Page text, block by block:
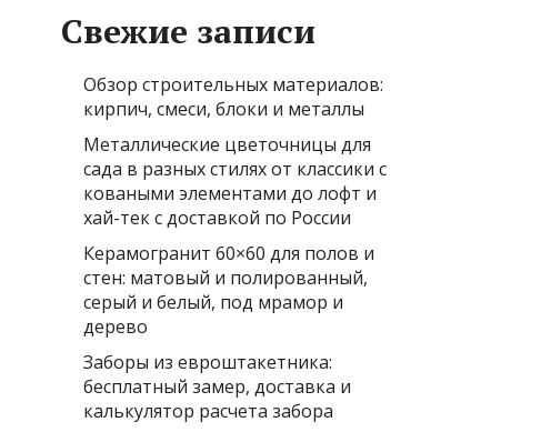
Свежие записи
Обзор строительных материалов:
кирпич, смеси, блоки и металлы
Металлические цветочницы для
сада в разных стилях от классики с
коваными элементами до лофт и
хай-тек с доставкой по России
Керамогранит 60×60 для полов и
стен: матовый и полированный,
серый и белый, под мрамор и
дерево
Заборы из евроштакетника:
бесплатный замер, доставка и
калькулятор расчета забора